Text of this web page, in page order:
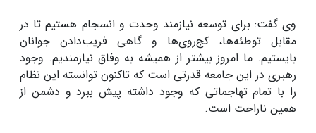
وی گفت: برای توسعه نیازمند وحدت و انسجام هستیم تا در
مقابل توطئه‌ها، کج‌روی‌ها و گاهی فریب‌دادن جوانان
بایستیم. ما امروز بیشتر از همیشه به وفاق نیازمندیم. وجود
رهبری در این جامعه قدرتی است که تاکنون توانسته این نظام
را با تمام تهاجماتی که وجود داشته پیش ببرد و دشمن از
همین ناراحت است.